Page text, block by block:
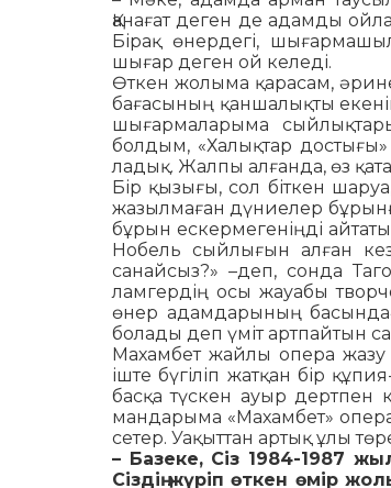
Қанағат деген де адамды
Бірақ өнердегі,
шығар деген ой келеді.
Өткен жолыма қарасам,
бағасының қаншалықты
шығармаларыма
болдым, «Халықтар
ладық. Жалпы алғанда, өз
Бір қызығы, сол біткен
жазылмаған дүниелер
бұрын ескермегеніңді
Нобель сыйлығын алған
санайсыз?» –деп, сонда
ламгердің осы жауабы
өнер адамдарының
болады деп үміт артпайтын
Махамбет жайлы опера
іште бүгіліп жатқан бір
басқа түскен ауыр
мандарыма «Махамбет»
сетер. Уақыттан артық ұлы
– Базеке, Сіз 1984-1987
Сіз­дің жүріп өткен өмір